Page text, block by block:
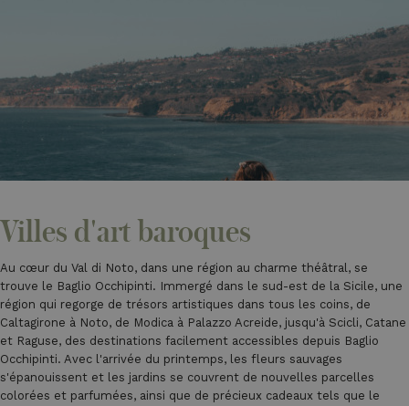
Villes d'art baroques
Au cœur du Val di Noto, dans une région au charme théâtral, se
trouve le Baglio Occhipinti. Immergé dans le sud-est de la Sicile, une
région qui regorge de trésors artistiques dans tous les coins, de
Caltagirone à Noto, de Modica à Palazzo Acreide, jusqu'à Scicli, Catane
et Raguse, des destinations facilement accessibles depuis Baglio
Occhipinti. Avec l'arrivée du printemps, les fleurs sauvages
s'épanouissent et les jardins se couvrent de nouvelles parcelles
colorées et parfumées, ainsi que de précieux cadeaux tels que le